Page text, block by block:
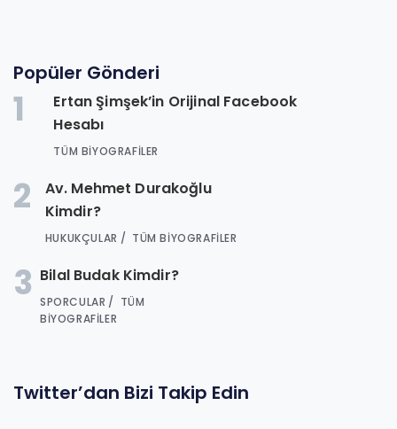
Popüler Gönderi
1
Ertan Şimşek’in Orijinal Facebook
Hesabı
TÜM BIYOGRAFILER
2
Av. Mehmet Durakoğlu
Kimdir?
HUKUKÇULAR TÜM BIYOGRAFILER
3 Bilal Budak Kimdir?
SPORCULAR
TÜM
BIYOGRAFILER
Twitter’dan Bizi Takip Edin